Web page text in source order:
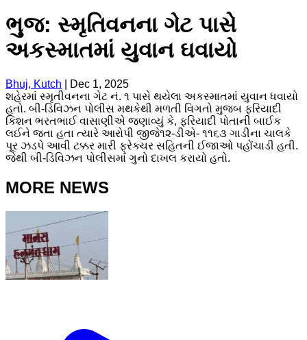
ભુજ: સ્મૃતિવનના ગેટ પાસે
અકસ્માતમાં યુવાન ઘવાયો
Bhuj, Kutch
Dec 1, 2025
શહેરમાં સ્મૃતીવનના ગેટ નં. ૧ પાસે થયેલા અકસ્માતમાં યુવાન ધવાયો
હતો. બી-ડિવિઝન પોલીસ મથકેથી મળતી વિગતો મુજબ ફરિયાદી
કિશન ભરતભાઈ વાસાણીએ જણાવ્યું કે, ફરિયાદી પોતાની બાઈક
લઈને જતા હતા ત્યારે આરોપી જીજે૧૨-ડીએ- ૧૧૬૩ ગાડીના ચાલકે
પૂર ઝડપે આવી ટક્કર મારી ફ્રેક્ચર સહિતની ઈજાઓ પહોંચાડી હતી.
જેથી બી-ડિવિઝન પોલીસમાં ગુનો દાખલ કરાયો હતો.
MORE NEWS